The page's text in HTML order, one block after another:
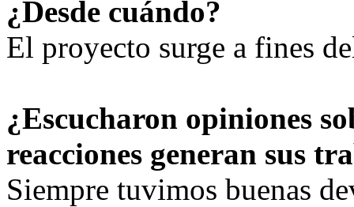
¿Desde cuándo?
El proyecto surge a fines
¿Escucharon opiniones
reacciones generan sus
Siempre tuvimos buenas